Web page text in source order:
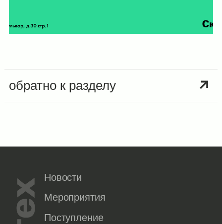
обратно к разделу
Новости
Мероприятия
Поступление